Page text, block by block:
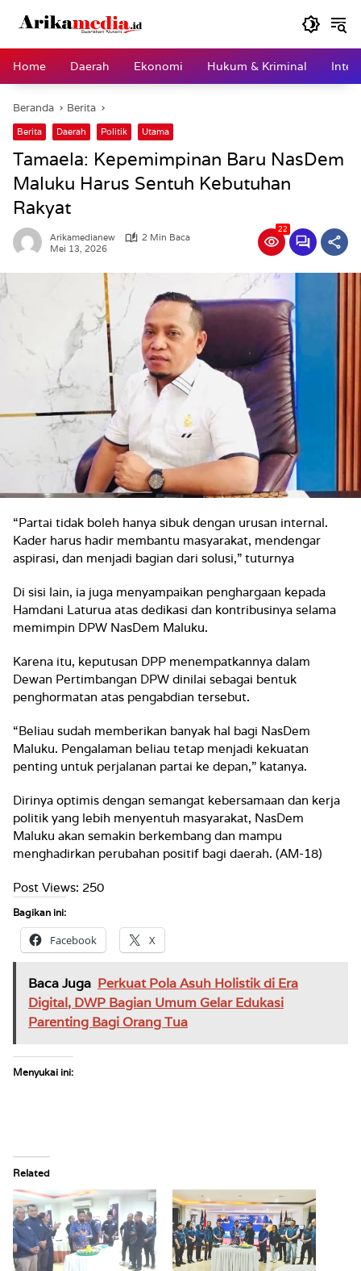
Home
Daerah Ekonomi Hukum & Kriminal
Beranda Berita
Berita Daerah Politik Utama
Tamaela: Kepemimpinan Baru NasDem
Maluku Harus Sentuh Kebutuhan
Rakyat
Arikamedianew
2 Min Baca
Mei 13, 2026
22
“Partai tidak boleh hanya sibuk dengan urusan internal.
Kader harus hadir membantu masyarakat, mendengar
aspirasi, dan menjadi bagian dari solusi,” tuturnya
Di sisi lain, ia juga menyampaikan penghargaan kepada
Hamdani Laturua atas dedikasi dan kontribusinya selama
memimpin DPW NasDem Maluku.
Karena itu, keputusan DPP menempatkannya dalam
Dewan Pertimbangan DPW dinilai sebagai bentuk
penghormatan atas pengabdian tersebut.
“Beliau sudah memberikan banyak hal bagi NasDem
Maluku. Pengalaman beliau tetap menjadi kekuatan
penting untuk perjalanan partai ke depan,” katanya.
Dirinya optimis dengan semangat kebersamaan dan kerja
politik yang lebih menyentuh masyarakat, NasDem
Maluku akan semakin berkembang dan mampu
menghadirkan perubahan positif bagi daerah. (AM-18)
Post Views: 250
Bagikan ini:
Facebook X
Baca Juga Perkuat Pola Asuh Holistik di Era
Digital, DWP Bagian Umum Gelar Edukasi
Parenting Bagi Orang Tua
Menyukai ini:
Related